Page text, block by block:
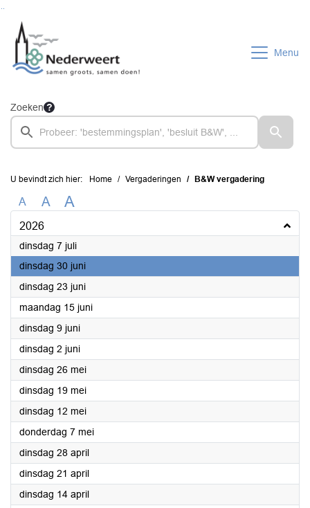
Menu
Zoeken
U bevindt zich hier: Home Vergaderingen B&W vergadering
A A A
2026
dinsdag 7 juli2026
dinsdag 30 juni2026
dinsdag 23 juni2026
maandag 15 juni2026
dinsdag 9 juni2026
dinsdag 2 juni2026
dinsdag 26 mei2026
dinsdag 19 mei2026
dinsdag 12 mei2026
donderdag 7 mei2026
dinsdag 28 april2026
dinsdag 21 april2026
dinsdag 14 april2026